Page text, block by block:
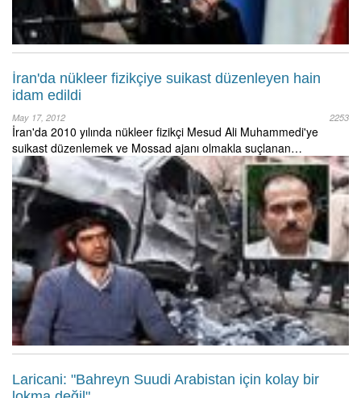
İran'da nükleer fizikçiye suikast düzenleyen hain
idam edildi
May 17, 2012 2253
İran'da 2010 yılında nükleer fizikçi Mesud Ali Muhammedi'ye
suikast düzenlemek ve Mossad ajanı olmakla suçlanan…
Laricani: "Bahreyn Suudi Arabistan için kolay bir